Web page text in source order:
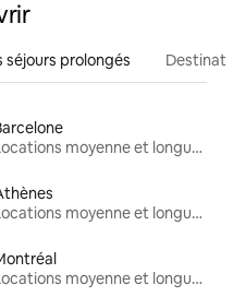
prolongés
Locations moyenne et longue durée
Locations moyenne et longue durée
Locations moyenne et longue durée